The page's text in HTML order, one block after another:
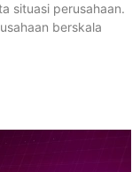
situasi perusahaan.
berskala